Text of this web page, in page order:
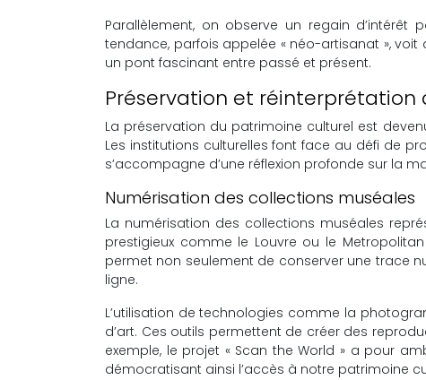
Parallèlement, on observe un regain
tendance, parfois appelée « néo-artisanat »,
un pont fascinant entre passé et présent.
Préservation et
La préservation du patrimoine culturel est
Les institutions culturelles font face au défi de
s’accompagne d’une réflexion profonde sur la
Numérisation des collections muséales
La numérisation des collections muséales
prestigieux comme le Louvre ou le
permet non seulement de conserver une trace
ligne.
L’utilisation de technologies comme la
d’art. Ces outils permettent de créer des
exemple, le projet « Scan the World » a pour
démocratisant ainsi l’accès à notre patrimoine